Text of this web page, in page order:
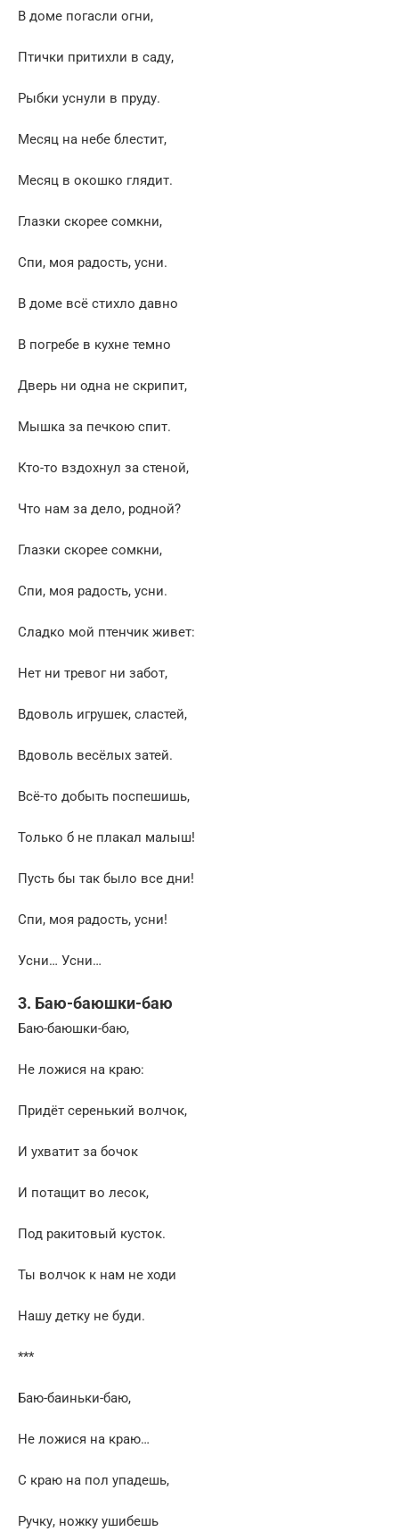
В доме погасли огни,
Птички притихли в саду,
Рыбки уснули в пруду.
Месяц на небе блестит,
Месяц в окошко глядит.
Глазки скорее сомкни,
Спи, моя радость, усни.
В доме всё стихло давно
В погребе в кухне темно
Дверь ни одна не скрипит,
Мышка за печкою спит.
Кто-то вздохнул за стеной,
Что нам за дело, родной?
Глазки скорее сомкни,
Спи, моя радость, усни.
Сладко мой птенчик живет:
Нет ни тревог ни забот,
Вдоволь игрушек, сластей,
Вдоволь весёлых затей.
Всё-то добыть поспешишь,
Только б не плакал малыш!
Пусть бы так было все дни!
Спи, моя радость, усни!
Усни… Усни…
3. Баю-баюшки-баю
Баю-баюшки-баю,
Не ложися на краю:
Придёт серенький волчок,
И ухватит за бочок
И потащит во лесок,
Под ракитовый кусток.
Ты волчок к нам не ходи
Нашу детку не буди.
***
Баю-баиньки-баю,
Не ложися на краю…
С краю на пол упадешь,
Ручку, ножку ушибешь